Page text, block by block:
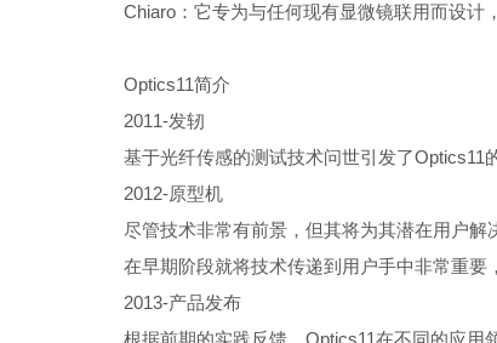
Chiaro ：它专为与任何现有显微镜联用而设计
Optics11简介
2011-发轫
基于光纤传感的测试技术问世引发了Optics11
2012-原型机
尽管技术非常有前景，但其将为其潜在用户
在早期阶段就将技术传递到用户手中非常重要
2013-产品发布
根据前期的实践反馈， Optics11在不同的应用